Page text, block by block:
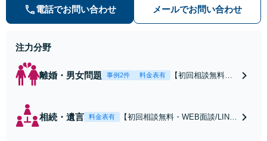
数。オーダーメイドのサービスで問
題解決や事業の推進を強力にサポー
電話でお問い合わせ メールでお問い合わせ
注力分野
離婚・男女問題 事例2件 料金表有
【初回相談無料・
倫の早期解決】
相続・遺言 料金表有
【初回相談無料・WEB面談/LINE